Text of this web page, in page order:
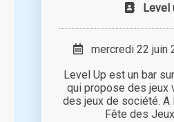
Level
mercredi 22 juin
Level Up est un bar
qui propose des jeux
des jeux de société. A
Fête des Jeux